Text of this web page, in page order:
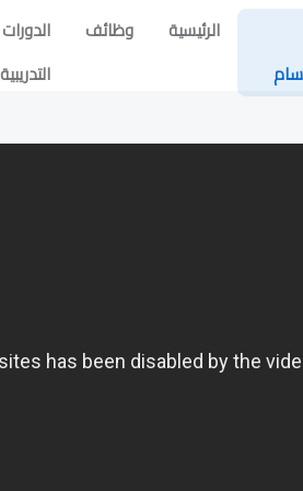
الرئيسية وظائف
الدورات
التدريبية